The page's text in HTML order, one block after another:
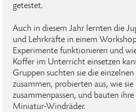
getestet.
Auch in diesem Jahr lernten die
und Lehrkräfte in einem
Experimente funktionieren und
Koffer im Unterricht einsetzen
Gruppen suchten sie die einzelnen
zusammen, probierten aus, wie sie
zusammenpassen, und bauten ihre
Miniatur-Windräder.